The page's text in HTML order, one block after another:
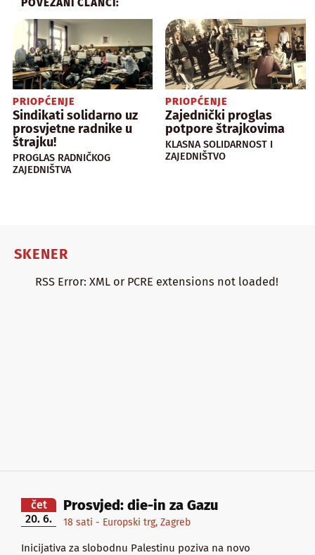
POVEZANI ČLANCI:
PRIOPĆENJE
Sindikati solidarno uz
prosvjetne radnike u
štrajku!
PROGLAS RADNIČKOG
ZAJEDNIŠTVA
PRIOPĆENJE
Zajednički proglas
potpore štrajkovima
KLASNA SOLIDARNOST I
ZAJEDNIŠTVO
SKENER
RSS Error: XML or PCRE extensions not loaded!
čet
20. 6.
Prosvjed: die-in za Gazu
18 sati - Europski trg, Zagreb
Inicijativa za slobodnu Palestinu poziva na novo